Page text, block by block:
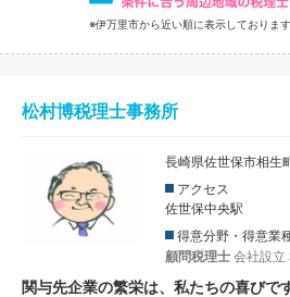
※伊万里市から近い順に表示しております
松村博税理士事務所
長崎県佐世保市相生
アクセス
佐世保中央駅
得意分野・得意業
顧問税理士 会社設立
関与先企業の繁栄は、私たちの喜びで